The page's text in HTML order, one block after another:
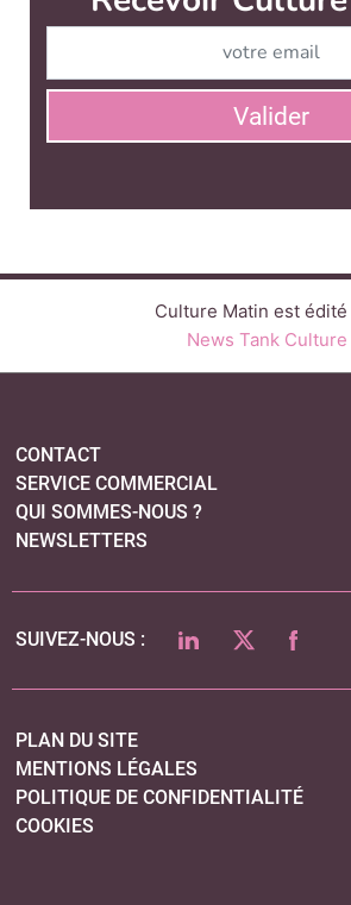
Culture Matin est édité
News Tank Culture
QUI SOMMES-NOUS ?
LINKEDINTWITTER
PLAN DU SITE
MENTIONS LÉGALES
POLITIQUE DE CONFIDENTIALITÉ
COOKIES